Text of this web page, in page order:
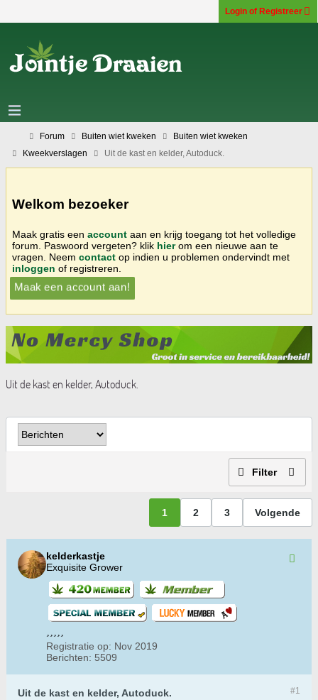
Login of Registreer
Forum Buiten wiet kweken
Buiten wiet kweken
Kweekverslagen
Uit de kast en kelder, Autoduck.
Welkom bezoeker
Maak gratis een account aan en krijg toegang tot het volledige
forum. Paswoord vergeten? klik hierom een nieuwe aan te
vragen. Neem contact op indien u problemen ondervindt met
inloggen of registreren.
Maak een account aan!
Uit de kast en kelder, Autoduck.
Filter
1 2 3 Volgende
kelderkastje
Exquisite Grower
Registratie op: Nov 2019
Berichten: 5509
#1
Uit de kast en kelder, Autoduck.